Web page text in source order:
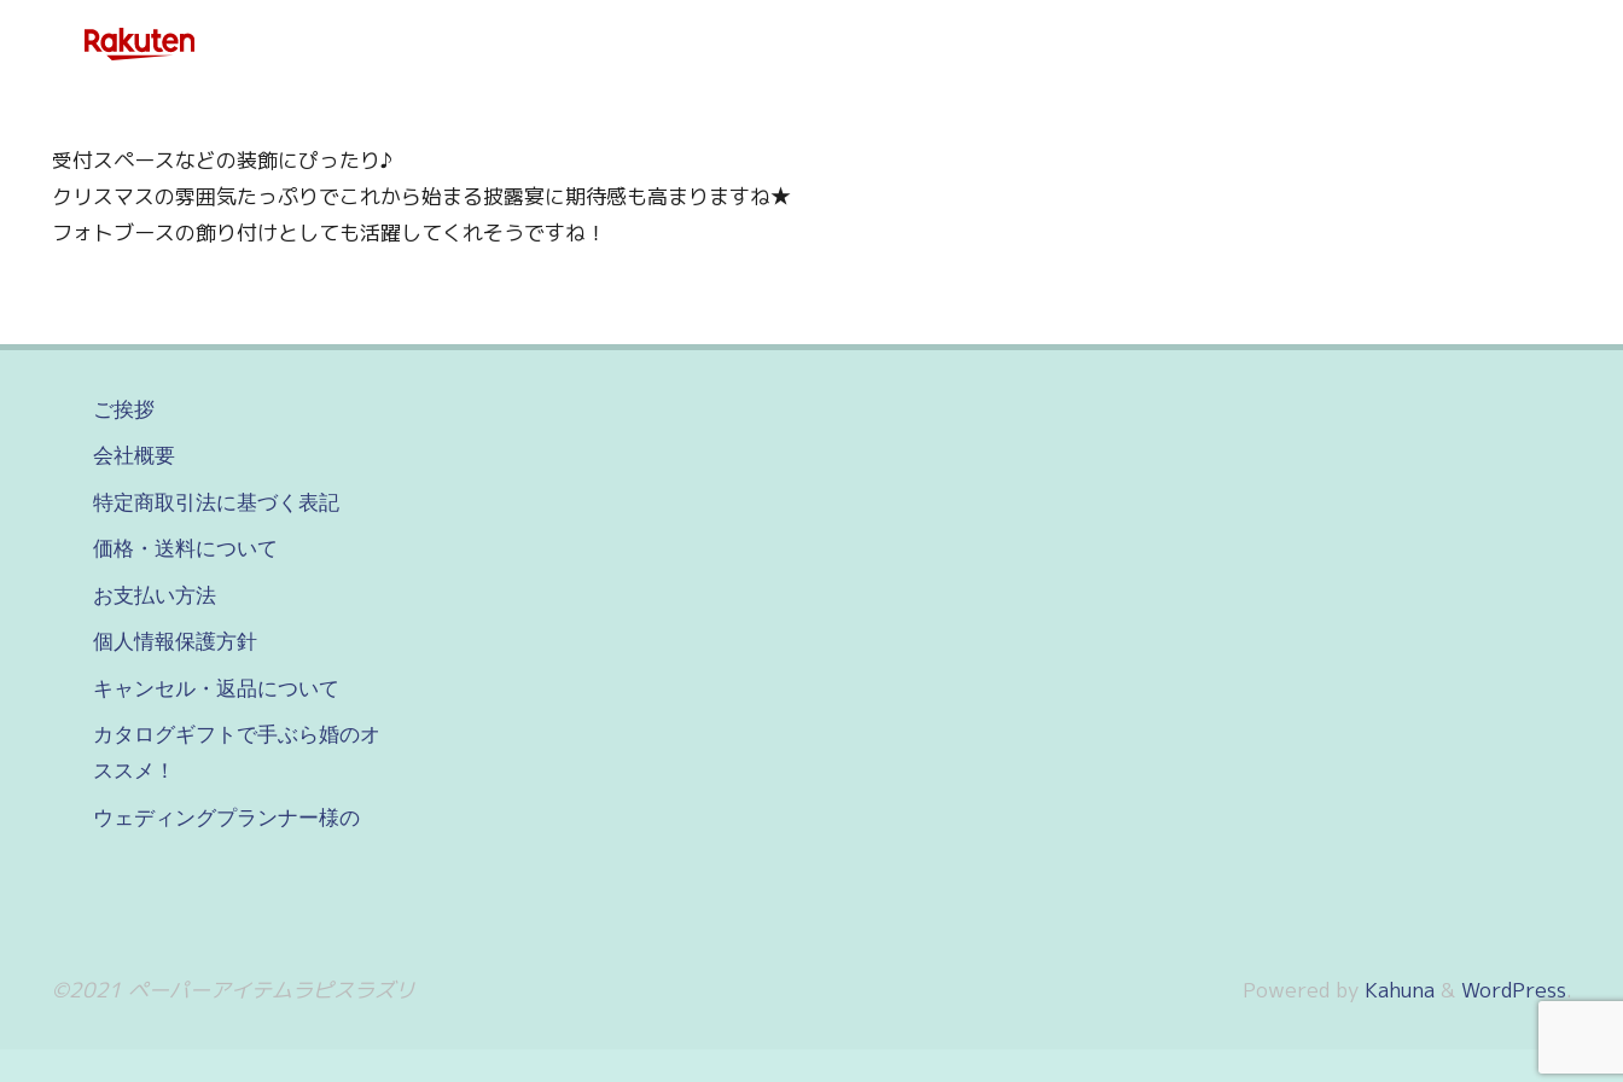
受付スペースなどの装飾にぴったり♪
クリスマスの雰囲気たっぷりでこれから始まる披露宴に期待感も高まりますね★
フォトブースの飾り付けとしても活躍してくれそうですね！
ご挨拶
会社概要
特定商取引法に基づく表記
価格・送料について
お支払い方法
個人情報保護方針
キャンセル・返品について
カタログギフトで手ぶら婚のオ
ススメ！
ウェディングプランナー様の
Powered byKahuna& WordPress.
©2021 ペーパーアイテムラピスラズリ